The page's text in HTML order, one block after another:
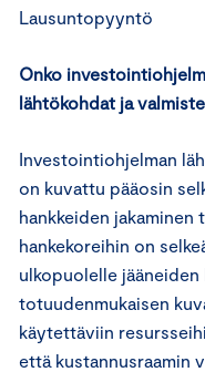
Lausuntopyyntö
Onko
lähtökohdat ja
Investointiohjelman
on kuvattu pääosin
hankkeiden
hankekoreihin on
ulkopuolelle jääneiden
totuudenmukaisen
käytettäviin
että kustannusraamin